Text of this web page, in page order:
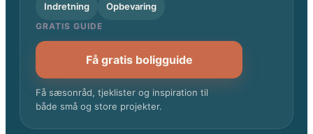
Indretning Opbevaring
GRATIS GUIDE
Få gratis boligguide
Få sæsonråd, tjeklister og inspiration til
både små og store projekter.